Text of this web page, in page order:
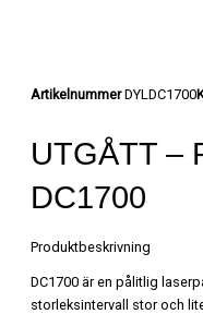
ArtikelnummerDYLDC1700
UTGÅTT –
DC1700
Produktbeskrivning
DC1700 är en pålitlig
storleksintervall stor och